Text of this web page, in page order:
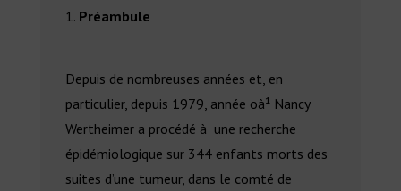
Préambule
Depuis de nombreuses années et, en
particulier, depuis 1979, année oà¹ Nancy
Wertheimer a procédé à une recherche
épidémiologique sur 344 enfants morts des
suites d’une tumeur, dans le comté de